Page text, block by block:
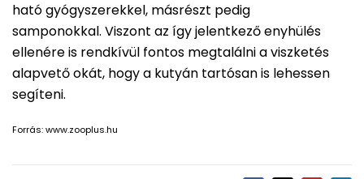
ható gyógyszerekkel, másrészt pedig
samponokkal. Viszont az így jelentkező enyhülés
ellenére is rendkívül fontos megtalálni a viszketés
alapvető okát, hogy a kutyán tartósan is lehessen
segíteni.
Forrás: www.zooplus.hu